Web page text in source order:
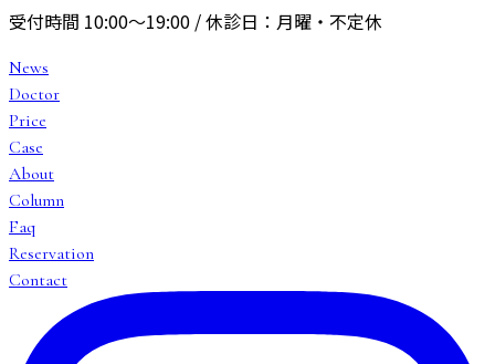
受付時間 10:00〜19:00 / 休診日： 月曜・不定休
News
Doctor
Price
Case
About
Column
Faq
Reservation
Contact